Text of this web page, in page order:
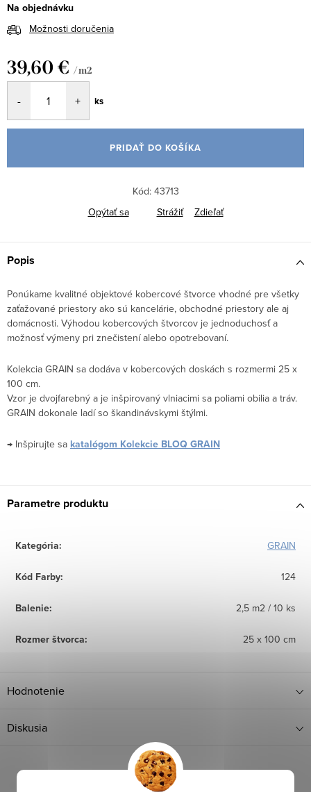
Na objednávku
Možnosti doručenia
39,60 € / m2
cena:
ks
PRIDAŤ DO KOŠÍKA
Kód: 43713
Opýtať sa
Strážiť Zdieľať
Popis
Ponúkame kvalitné objektové kobercové štvorce vhodné pre všetky
zaťažované priestory ako sú kancelárie, obchodné priestory ale aj
domácnosti. Výhodou kobercových štvorcov je jednoduchosť a
možnosť výmeny pri znečistení alebo opotrebovaní.
Kolekcia GRAIN sa dodáva v kobercových doskách s rozmermi 25 x
100 cm.
Vzor je dvojfarebný a je inšpirovaný vlniacimi sa poliami obilia a tráv.
GRAIN dokonale ladí so škandinávskymi štýlmi.
→ Inšpirujte sa katalógom Kolekcie BLOQ GRAIN
Parametre produktu
Kategória: GRAIN
Kód Farby: 124
Balenie: 2,5 m2 / 10 ks
Rozmer štvorca: 25 x 100 cm
Hodnotenie
Diskusia